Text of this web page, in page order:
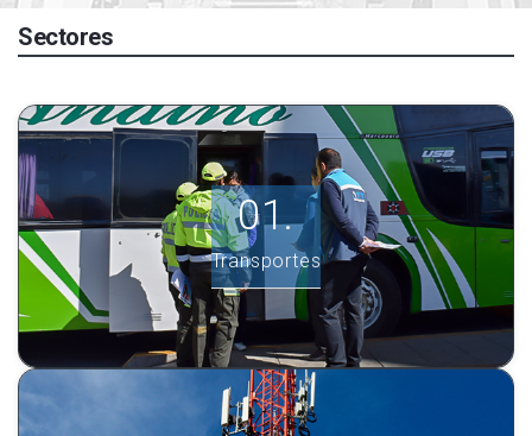
Sectores
Transportes
Transportes
Ver más información.
INGRESE AQUÍ